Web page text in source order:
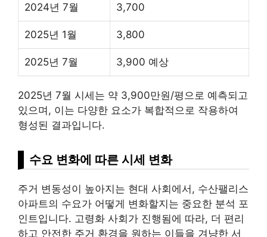
2024년 7월 3,700
2025년 1월 3,800
2025년 7월 3,900 예상
2025년 7월 시세는 약 3,900만원/평으로 예측되고
있으며, 이는 다양한 요소가 복합적으로 작용하여
형성된 결과입니다.
수요 변화에 따른 시세 변화
주거 변동성이 높아지는 현대 사회에서, 수산팰리스
아파트의 수요가 어떻게 변화할지는 중요한 분석 포
인트입니다. 고령화 사회가 진행됨에 따라, 더 편리
하고 안전한 주거 환경을 원하는 이들을 겨냥한 서